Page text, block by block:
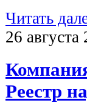
Читать
26 августа
Реестр